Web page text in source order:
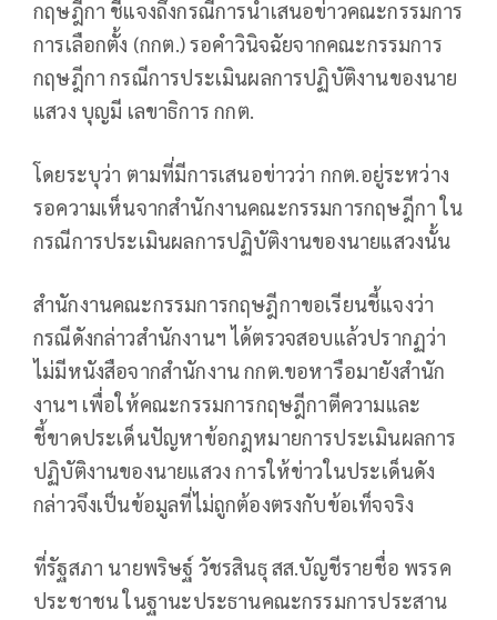
กฤษฎีกา ชี้แจงถึงกรณีการนำเสนอข่าวคณะกรรมการ
การเลือกตั้ง (กกต.) รอคำวินิจฉัยจากคณะกรรมการ
กฤษฎีกา กรณีการประเมินผลการปฏิบัติงานของนาย
แสวง บุญมี เลขาธิการ กกต.
โดยระบุว่า ตามที่มีการเสนอข่าวว่า กกต.อยู่ระหว่าง
รอความเห็นจากสำนักงานคณะกรรมการกฤษฎีกา ใน
กรณีการประเมินผลการปฏิบัติงานของนายแสวงนั้น
สำนักงานคณะกรรมการกฤษฎีกาขอเรียนชี้แจงว่า
กรณีดังกล่าวสำนักงานฯ ได้ตรวจสอบแล้วปรากฏว่า
ไม่มีหนังสือจากสำนักงาน กกต.ขอหารือมายังสำนัก
งานฯ เพื่อให้คณะกรรมการกฤษฎีกาตีความและ
ชี้ขาดประเด็นปัญหาข้อกฎหมายการประเมินผลการ
ปฏิบัติงานของนายแสวง การให้ข่าวในประเด็นดัง
กล่าวจึงเป็นข้อมูลที่ไม่ถูกต้องตรงกับข้อเท็จจริง
ที่รัฐสภา นายพริษฐ์ วัชรสินธุ สส.บัญชีรายชื่อ พรรค
ประชาชน ในฐานะประธานคณะกรรมการประสาน